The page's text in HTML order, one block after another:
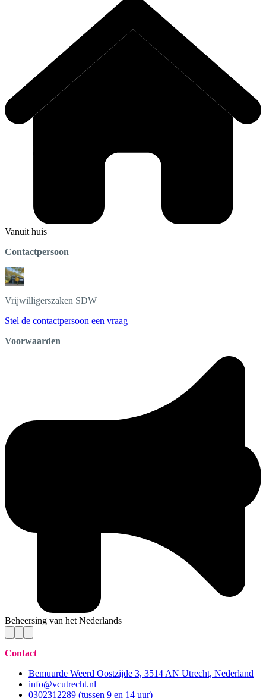
Vanuit huis
Contactpersoon
Vrijwilligerszaken SDW
Stel de contactpersoon een vraag
Voorwaarden
Beheersing van het Nederlands
Contact
Bemuurde Weerd Oostzijde 3, 3514 AN Utrecht, Nederland
info@vcutrecht.nl
0302312289 (tussen 9 en 14 uur)